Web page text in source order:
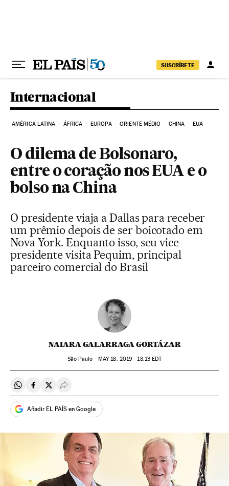
SUSCRÍBETE
Internacional
AMÉRICA LATINA ÁFRICA EUROPA ORIENTE MÉDIO CHINA EUA
O dilema de Bolsonaro,
entre o coração nos EUA e o
bolso na China
O presidente viaja a Dallas para receber
um prêmio depois de ser boicotado em
Nova York. Enquanto isso, seu vice-
presidente visita Pequim, principal
parceiro comercial do Brasil
NAIARA GALARRAGA GORTÁZAR
São Paulo - MAY18, 2019 - 18:13EDT
Compartir en Whatsapp
Compartir en Facebook
Compartir en Twitter
Desplegar Redes Sociales
Añadir EL PAÍS en Google